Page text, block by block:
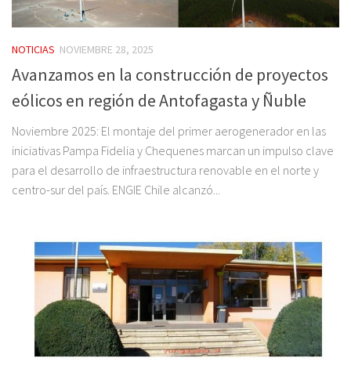
NOTICIAS NOVIEMBRE 28, 2025
Avanzamos en la construcción de proyectos
eólicos en región de Antofagasta y Ñuble
Noviembre 2025: El montaje del primer aerogenerador en las
iniciativas Pampa Fidelia y Chequenes marcan un impulso clave
para el desarrollo de infraestructura renovable en el norte y
centro-sur del país. ENGIE Chile alcanzó...